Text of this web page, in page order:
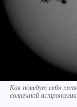
Как поведут себя
солнечной